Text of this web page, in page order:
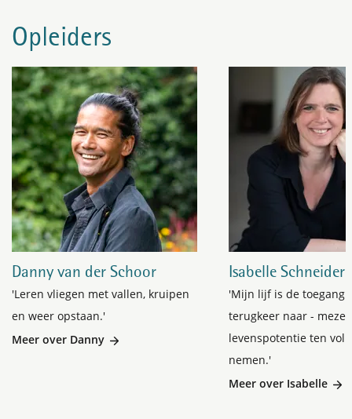
Opleiders
Danny van der Schoor
'Leren vliegen met vallen, kruipen
en weer opstaan.'
Meer over Danny
Isabelle Schneider
'Mijn lijf is de toegang
terugkeer naar -
levenspotentie ten
nemen.'
Meer over Isabelle